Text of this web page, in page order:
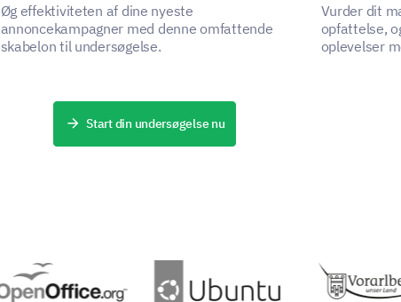
Øg effektiviteten af dine nyeste
annoncekampagner med denne omfattende
skabelon til undersøgelse.
Vurder dit
opfattelse,
oplevelser
Start din undersøgelse nu